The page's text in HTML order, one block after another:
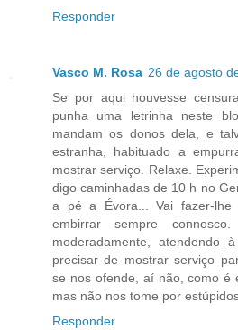
Responder
Vasco M. Rosa 26 de agosto
Se por aqui houvesse
punha uma letrinha neste
mandam os donos dela, e
estranha, habituado a
mostrar serviço. Relaxe.
digo caminhadas de 10 h no
a pé a Évora... Vai fazer-
embirrar sempre
moderadamente, atendendo
precisar de mostrar serviço
se nos ofende, aí não, como é
mas não nos tome por
Responder